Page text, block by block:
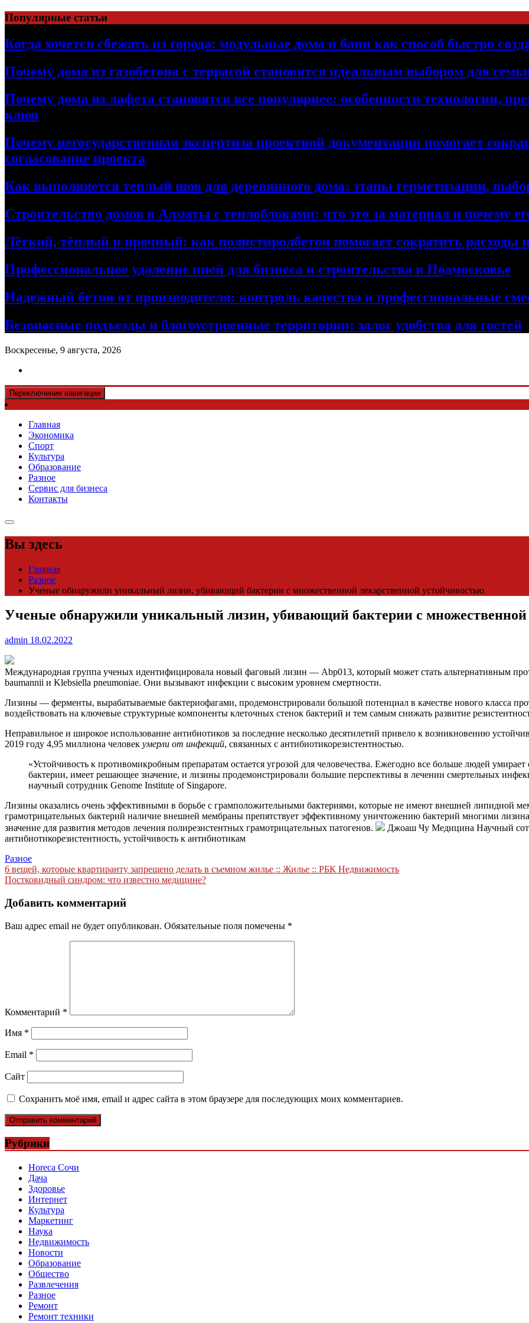
Перейти
к
содержимому
Популярные статьи
Когда хочется сбежать из города: модульные дома и бани как способ быстро
Почему дома из газобетона с террасой становятся идеальным выбором для
Почему дома из лафета становятся все популярнее: особенности технологии,
ключ
Почему негосударственная экспертиза проектной документации помогает
согласование проекта
Как выполняется теплый шов для деревянного дома: этапы герметизации,
Строительство домов в Алматы с теплоблоками: что это за материал и почему
Лёгкий, тёплый и прочный: как полистиролбетон помогает сократить расходы
Профессиональное удаление пней для бизнеса и строительства в Подмосковье
Надежный бетон от производителя: контроль качества и профессиональные
Безопасные подъезды и благоустроенные территории: залог удобства для гостей
Воскресенье, 9 августа, 2026
Переключение навигации
Главная
Экономика
Спорт
Культура
Образование
Разное
Сервис для бизнеса
Контакты
Вы здесь
Главная
Разное
Ученые обнаружили уникальный лизин, убивающий бактерии с множественной лекарственной устойчивостью
Ученые обнаружили уникальный лизин, убивающий бактерии с множественной
admin 18.02.2022
Международная группа ученых идентифицировала новый фаговый лизин — Abp013, который может стать альтернативным
baumannii и Klebsiella pneumoniae. Они вызывают инфекции с высоким уровнем смертности.
Лизины — ферменты, вырабатываемые бактериофагами, продемонстрировали большой потенциал в качестве нового класса
воздействовать на ключевые структурные компоненты клеточных стенок бактерий и тем самым снижать развитие
Неправильное и широкое использование антибиотиков за последние несколько десятилетий привело к возникновению
2019 году 4,95 миллиона человек умерли от инфекций, связанных с антибиотикорезистентностью.
«Устойчивость к противомикробным препаратам остается угрозой для человечества. Ежегодно все больше людей
бактерии, имеет решающее значение, и лизины продемонстрировали большие перспективы в лечении смертельных
научный сотрудник Genome Institute of Singapore.
Лизины оказались очень эффективными в борьбе с грамположительными бактериями, которые не имеют внешней липидной
грамотрицательных бактерий наличие внешней мембраны препятствует эффективному уничтожению бактерий многими
значение для развития методов лечения полирезистентных грамотрицательных патогенов.
Джоаш Чу Медицина Научный
антибиотикорезистентность, устойчивость к антибиотикам
Разное
Навигация
по
записям
6 вещей, которые квартиранту запрещено делать в съемном жилье :: Жилье :: РБК Недвижимость
Постковидный синдром: что известно медицине?
Добавить комментарий
Ваш адрес email не будет опубликован. Обязательные поля помечены *
Комментарий *
Имя *
Email *
Сайт
Сохранить моё имя, email и адрес сайта в этом браузере для последующих моих комментариев.
Рубрики
Horeca Сочи
Дача
Здоровье
Интернет
Культура
Маркетинг
Наука
Недвижимость
Новости
Образование
Общество
Развлечения
Разное
Ремонт
Ремонт техники